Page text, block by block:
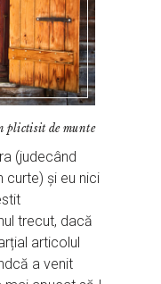
plictisit de munte
(judecând
curte) și eu nici
trecut, dacă
articolul
a venit